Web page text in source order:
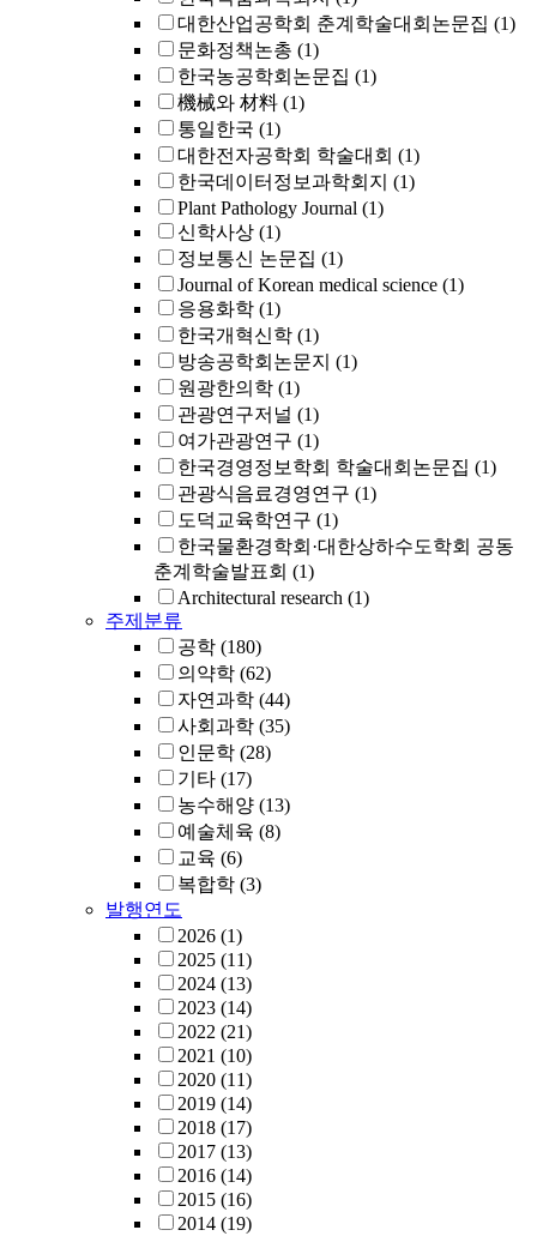
대한산업공학회 춘계학술대회논문집 (1)
문화정책논총 (1)
한국농공학회논문집 (1)
機械와 材料 (1)
통일한국 (1)
대한전자공학회 학술대회 (1)
한국데이터정보과학회지 (1)
Plant Pathology Journal (1)
신학사상 (1)
정보통신 논문집 (1)
Journal of Korean medical science (1)
응용화학 (1)
한국개혁신학 (1)
방송공학회논문지 (1)
원광한의학 (1)
관광연구저널 (1)
여가관광연구 (1)
한국경영정보학회 학술대회논문집 (1)
관광식음료경영연구 (1)
도덕교육학연구 (1)
한국물환경학회·대한상하수도학회 공동
춘계학술발표회 (1)
Architectural research (1)
주제분류
공학 (180)
의약학 (62)
자연과학 (44)
사회과학 (35)
인문학 (28)
기타 (17)
농수해양 (13)
예술체육 (8)
교육 (6)
복합학 (3)
발행연도
2026 (1)
2025 (11)
2024 (13)
2023 (14)
2022 (21)
2021 (10)
2020 (11)
2019 (14)
2018 (17)
2017 (13)
2016 (14)
2015 (16)
2014 (19)